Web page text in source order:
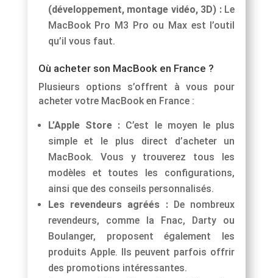
(développement, montage vidéo, 3D) :Le
MacBook Pro M3 Pro ou Max est l’outil
qu’il vous faut.
Où acheter son MacBook en France ?
Plusieurs options s’offrent à vous pour
acheter votre MacBook en France :
L’Apple Store : C’est le moyen le plus
simple et le plus direct d’acheter un
MacBook. Vous y trouverez tous les
modèles et toutes les configurations,
ainsi que des conseils personnalisés.
Les revendeurs agréés :De nombreux
revendeurs, comme la Fnac, Darty ou
Boulanger, proposent également les
produits Apple. Ils peuvent parfois offrir
des promotions intéressantes.